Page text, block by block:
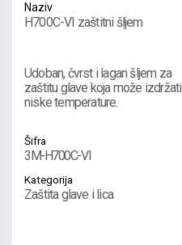
Naziv
H700C-VI zaštitni šljem
Udoban, čvrst i lagan šljem za
zaštitu glave koja može izdržati
niske temperature.
Šifra
3M-H700C-VI
Kategorija
Zaštita glave i lica